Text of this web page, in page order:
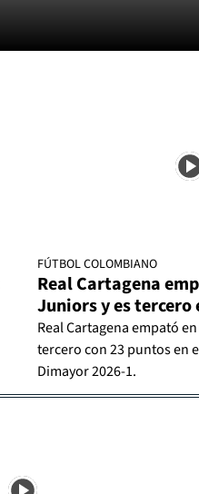
FÚTBOL COLOMBIANO
Real Cartagena
Juniors y es tercero
Real Cartagena empató
tercero con 23 puntos en
Dimayor 2026-1.